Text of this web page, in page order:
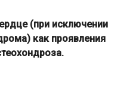
(при исключении
как проявления